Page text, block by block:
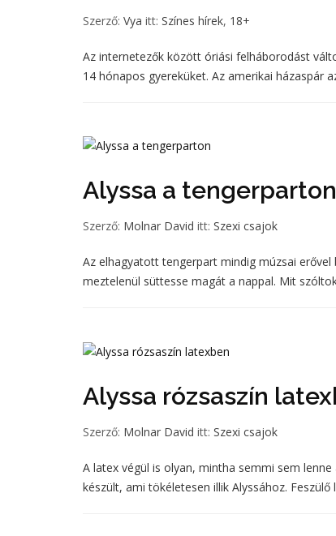
Szerző: Vya itt: Színes hírek, 18+
Az internetezők között óriási felháborodást
14 hónapos gyereküket. Az amerikai házaspár
Alyssa a tengerparton
Szerző: Molnar David itt: Szexi csajok
Az elhagyatott tengerpart mindig múzsai
meztelenül süttesse magát a nappal. Mit
Alyssa rózsaszín
Szerző: Molnar David itt: Szexi csajok
A latex végül is olyan, mintha semmi sem
készült, ami tökéletesen illik Alyssához. Feszülő